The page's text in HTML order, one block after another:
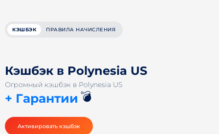
КЭШБЭК ПРАВИЛА НАЧИСЛЕНИЯ
Кэшбэк в Polynesia US
Огромный кэшбэк в Polynesia US
+ Гарантии 💣
Активировать кэшбэк